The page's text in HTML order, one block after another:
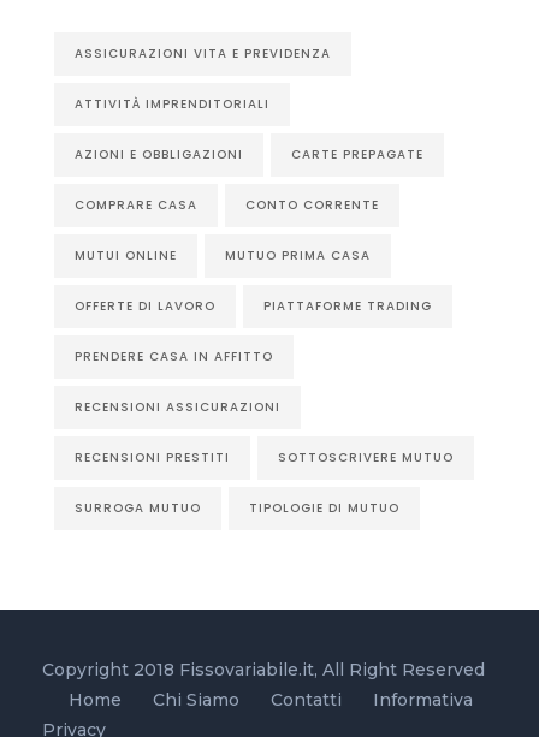
ASSICURAZIONI VITA E PREVIDENZA
ATTIVITÀ IMPRENDITORIALI
AZIONI E OBBLIGAZIONI CARTE PREPAGATE
COMPRARE CASA CONTO CORRENTE
MUTUI ONLINE MUTUO PRIMA CASA
OFFERTE DI LAVORO PIATTAFORME TRADING
PRENDERE CASA IN AFFITTO
RECENSIONI ASSICURAZIONI
RECENSIONI PRESTITI SOTTOSCRIVERE MUTUO
SURROGA MUTUO TIPOLOGIE DI MUTUO
Copyright 2018 Fissovariabile.it, All Right Reserved
Home
Chi Siamo Contatti
Informativa
Privacy